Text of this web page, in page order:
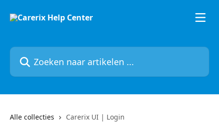
Zoeken naar artikelen ...
Alle collecties Carerix UI | Login